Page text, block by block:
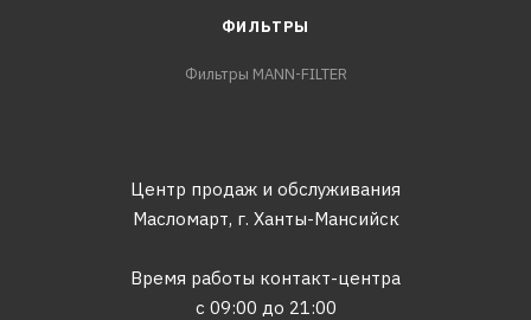
ФИЛЬТРЫ
Фильтры MANN-FILTER
Центр продаж и обслуживания
Масломарт, г. Ханты-Мансийск
Время работы контакт-центра
с 09:00 до 21:00